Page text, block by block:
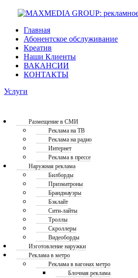
Главная
Абонентское обслуживание
Креатив
Наши Клиенты
ВАКАНСИИ
КОНТАКТЫ
Услуги
Размещение в СМИ
Реклама на ТВ
Реклама на радио
Интернет
Реклама в прессе
Наружная реклама
Билборды
Призматроны
Брандмауэры
Бэклайт
Сити-лайты
Троллы
Скроллеры
Видеоборды
Изготовление наружки
Реклама в метро
Реклама в вагонах метро
Блочная реклама